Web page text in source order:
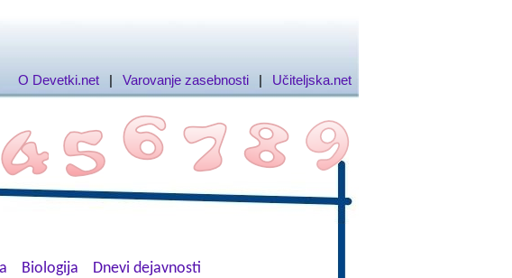
O Devetki.net | Varovanje zasebnosti | Učiteljska.net
Biologija
Dnevi dejavnosti